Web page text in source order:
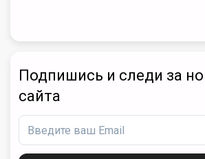
Подпишись и следи за
сайта